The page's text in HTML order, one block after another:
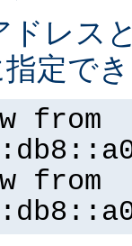
ドレス
定で
from
from